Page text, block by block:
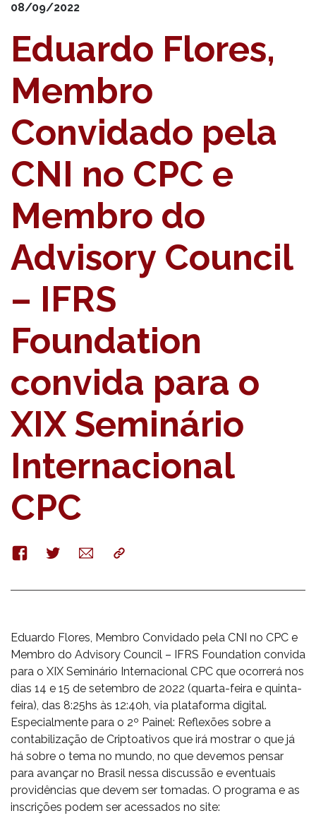
08/09/2022
Eduardo Flores,
Membro
Convidado pela
CNI no CPC e
Membro do
Advisory Council
– IFRS
Foundation
convida para o
XIX Seminário
Internacional
CPC
FacebookTwitterE-
mail
Copy
Eduardo Flores, Membro Convidado pela CNI no CPC e
Membro do Advisory Council – IFRS Foundation convida
para o XIX Seminário Internacional CPC que ocorrerá nos
dias 14 e 15 de setembro de 2022 (quarta-feira e quinta-
feira), das 8:25hs às 12:40h, via plataforma digital.
Especialmente para o 2º Painel: Reflexões sobre a
contabilização de Criptoativos que irá mostrar o que já
há sobre o tema no mundo, no que devemos pensar
para avançar no Brasil nessa discussão e eventuais
providências que devem ser tomadas. O programa e as
inscrições podem ser acessados no site: